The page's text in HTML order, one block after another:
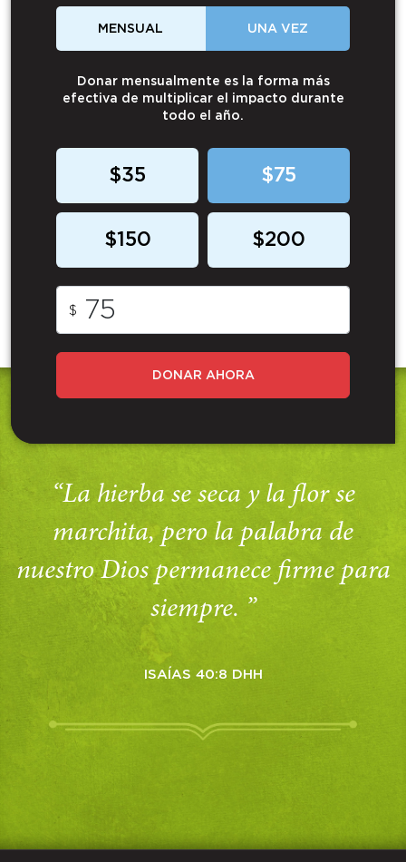
MENSUAL UNA VEZ
Donar mensualmente es la forma más
efectiva de multiplicar el impacto durante
todo el año.
$35 $75
$150 $200
$
DONAR AHORA
“La hierba se seca y la flor se
marchita, pero la palabra de
nuestro Dios permanece firme para
siempre. ”
ISAÍAS 40:8 DHH